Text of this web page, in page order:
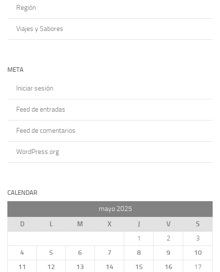
Región
Viajes y Sabores
META
Iniciar sesión
Feed de entradas
Feed de comentarios
WordPress.org
CALENDAR
mayo 2025
D
L M X J V
S
1
2
3
4
5 6 7 8 9
10
11
12 13 14 15 16
17